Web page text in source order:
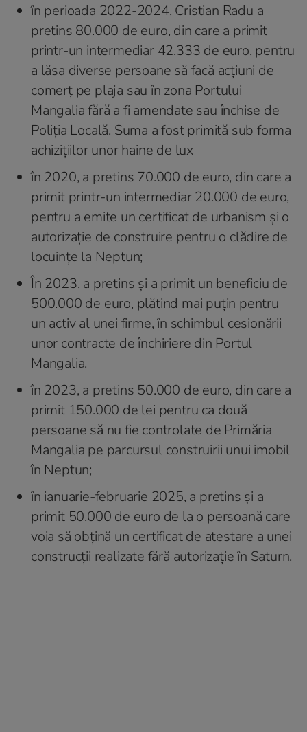
în perioada 2022-2024, Cristian Radu a
pretins 80.000 de euro, din care a primit
printr-un intermediar 42.333 de euro, pentru
a lăsa diverse persoane să facă acțiuni de
comerț pe plaja sau în zona Portului
Mangalia fără a fi amendate sau închise de
Poliția Locală. Suma a fost primită sub forma
achizițiilor unor haine de lux
în 2020, a pretins 70.000 de euro, din care a
primit printr-un intermediar 20.000 de euro,
pentru a emite un certificat de urbanism și o
autorizație de construire pentru o clădire de
locuințe la Neptun;
În 2023, a pretins și a primit un beneficiu de
500.000 de euro, plătind mai puțin pentru
un activ al unei firme, în schimbul cesionării
unor contracte de închiriere din Portul
Mangalia.
în 2023, a pretins 50.000 de euro, din care a
primit 150.000 de lei pentru ca două
persoane să nu fie controlate de Primăria
Mangalia pe parcursul construirii unui imobil
în Neptun;
în ianuarie-februarie 2025, a pretins și a
primit 50.000 de euro de la o persoană care
voia să obțină un certificat de atestare a unei
construcții realizate fără autorizație în Saturn.